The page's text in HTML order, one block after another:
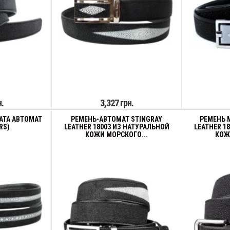
3,327 грн.
АВТОМАТ
РЕМЕНЬ-АВТОМАТ STINGRAY
LEATHER 18003 ИЗ НАТУРАЛЬНОЙ
КОЖИ МОРСКОГО...
РЕМЕНЬ
LEATHER